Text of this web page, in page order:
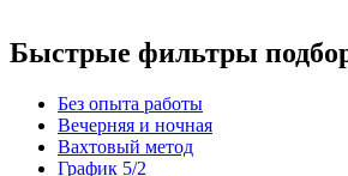
Быстрые фильтры
Без опыта работы
Вечерняя и ночная
Вахтовый метод
График 5/2